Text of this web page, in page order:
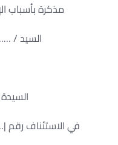
مذكرة بأسباب
السيد /
في الاستئناف رقم |……… لسنة